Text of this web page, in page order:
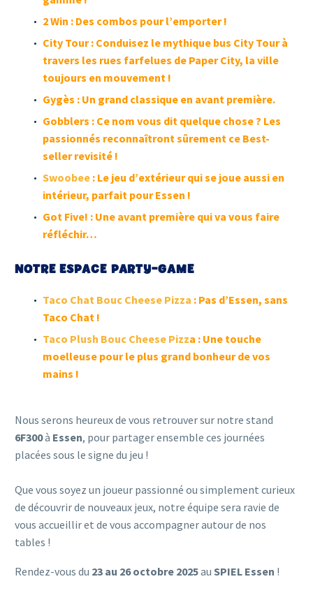
2Win : Des combos pour l’emporter !
City Tour: Conduisez le mythique bus City Tour à
travers les rues farfelues de Paper City, la ville
toujours en mouvement !
Gygès : Un grand classique en avant première.
Gobblers : Ce nom vous dit quelque chose ? Les
passionnés reconnaîtront sûrement ce Best-
seller revisité !
Swoobee : Le jeu d’extérieur qui se joue aussi en
intérieur, parfait pour Essen !
Got Five! : Une avant première qui va vous faire
réfléchir…
NOTRE ESPACE PARTY-GAME
Taco Chat Bouc Cheese Pizza : Pas d’Essen, sans
Taco Chat !
Taco Plush Bouc Cheese Pizza : Une touche
moelleuse pour le plus grand bonheur de vos
mains !
Nous serons heureux de vous retrouver sur notre stand
6F300à Essen, pour partager ensemble ces journées
placées sous le signe du jeu !
Que vous soyez un joueur passionné ou simplement curieux
de découvrir de nouveaux jeux, notre équipe sera ravie de
vous accueillir et de vous accompagner autour de nos
tables !
Rendez-vous du 23 au 26 octobre 2025au SPIEL Essen !